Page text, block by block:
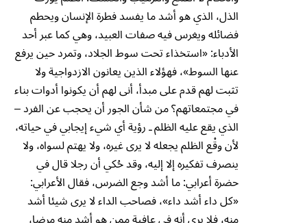
الذل، الذي هو أشد ما يفسد فطرة الإنسان ويحطم
فضائله ويغرس فيه صفات العبيد، وهي كما عبر أحد
الأدباء: «استخذاء تحت سوط الجلاد، وتمرد حين يرفع
عنها السوط»، فهؤلاء الذين يعانون الازدواجية ولا
تثبت لهم قدم على مبدأ، أنى لهم أن يكونوا أدوات بناء
في مجتمعاتهم؟ من شأن الجور أن يحجب عن الفرد –
الذي يقع عليه الظلم ـ رؤية أي شيء إيجابي في حياته،
لأن وقْع الظلم يجعله لا يرى غيره، ولا يهتم لسواه، ولا
ينصرف تفكيره إلا إليه، وقد حُكي أن رجلا قال في
حضرة أعرابي: ما أشد وجع الضرس، فقال الأعرابي:
«كل داء أشد داء»، فصاحب الداء لا يرى شيئا أشد